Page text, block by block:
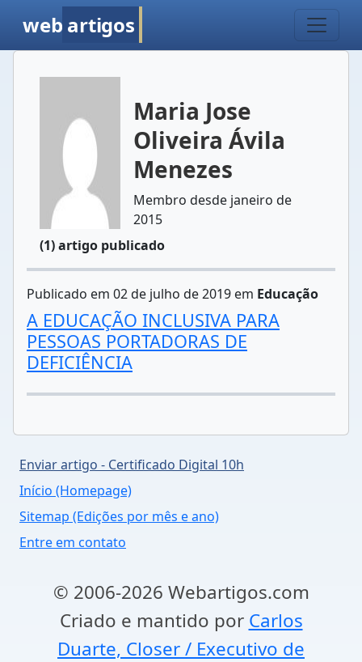
web artigos
Maria Jose
Oliveira Ávila
Menezes
Membro desde janeiro de
2015
(1) artigo publicado
Publicado em 02 de julho de 2019 em Educação
A EDUCAÇÃO INCLUSIVA PARA
PESSOAS PORTADORAS DE
DEFICIÊNCIA
Enviar artigo - Certificado Digital 10h
Início (Homepage)
Sitemap (Edições por mês e ano)
Entre em contato
© 2006-2026 Webartigos.com
Criado e mantido por Carlos
Duarte, Closer / Executivo de